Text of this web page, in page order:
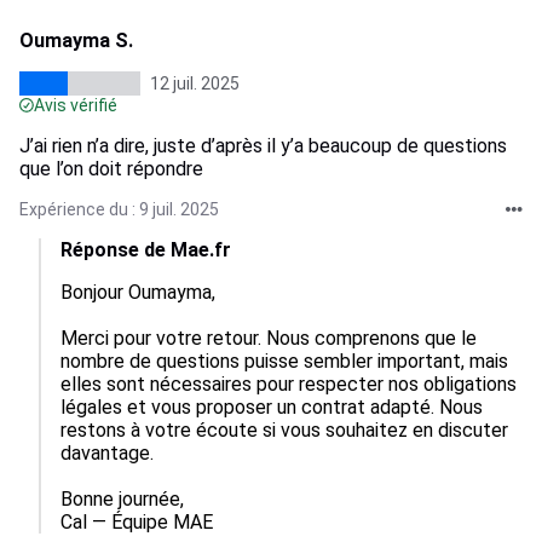
Oumayma S.
12 juil. 2025
Avis vérifié
J’ai rien n’a dire, juste d’après il y’a beaucoup de questions
que l’on doit répondre
Expérience du : 9 juil. 2025
Réponse de Mae.fr
Bonjour Oumayma,
Merci pour votre retour. Nous comprenons que le
nombre de questions puisse sembler important, mais
elles sont nécessaires pour respecter nos obligations
légales et vous proposer un contrat adapté. Nous
restons à votre écoute si vous souhaitez en discuter
davantage.
Bonne journée,
Cal — Équipe MAE